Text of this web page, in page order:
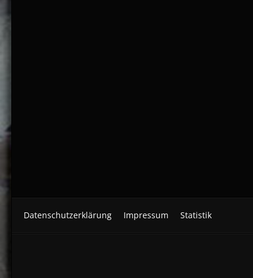
Datenschutzerklärung Impressum Statistik